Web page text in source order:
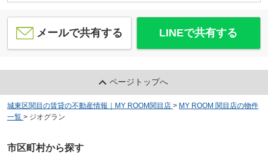
メールで共有する LINEで共有する
ページトップへ
城東区関目の賃貸の不動産情報｜MY ROOM関目店 > MY ROOM 関目店の物件
一覧 > ジオグラン
市区町村から探す